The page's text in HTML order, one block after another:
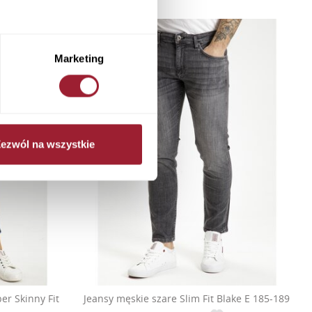
Marketing
na wszystkie
Skinny Fit
Jeansy męskie szare Slim Fit Blake E 185-189